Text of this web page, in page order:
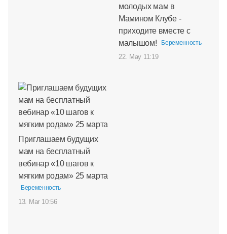
молодых мам в
Мамином Клубе -
приходите вместе с
малышом!
Беременность
22. May 11:19
Приглашаем будущих
мам на бесплатный
вебинар «10 шагов к
мягким родам» 25 марта
Беременность
13. Mar 10:56